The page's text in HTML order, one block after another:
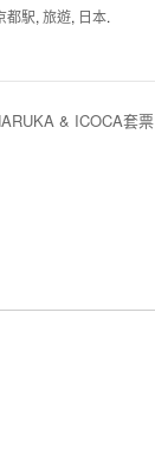
都駅, 旅遊, 日本.
& ICOCA套票